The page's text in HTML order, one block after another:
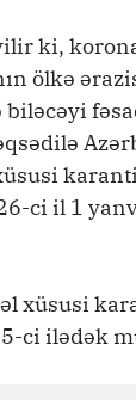
ki,
ölkə
ci il 1
xüsusi
ci ilədək